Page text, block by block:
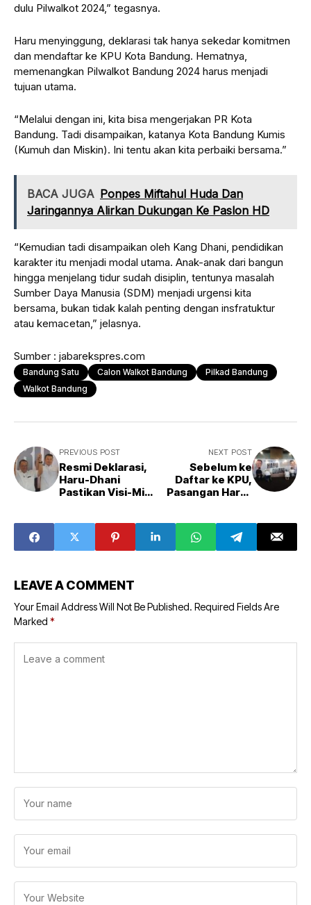
dulu Pilwalkot 2024,” tegasnya.
Haru menyinggung, deklarasi tak hanya sekedar komitmen
dan mendaftar ke KPU Kota Bandung. Hematnya,
memenangkan Pilwalkot Bandung 2024 harus menjadi
tujuan utama.
“Melalui dengan ini, kita bisa mengerjakan PR Kota
Bandung. Tadi disampaikan, katanya Kota Bandung Kumis
(Kumuh dan Miskin). Ini tentu akan kita perbaiki bersama.”
BACA JUGA Ponpes Miftahul Huda Dan
Jaringannya Alirkan Dukungan Ke Paslon HD
“Kemudian tadi disampaikan oleh Kang Dhani, pendidikan
karakter itu menjadi modal utama. Anak-anak dari bangun
hingga menjelang tidur sudah disiplin, tentunya masalah
Sumber Daya Manusia (SDM) menjadi urgensi kita
bersama, bukan tidak kalah penting dengan insfratuktur
atau kemacetan,” jelasnya.
Sumber : jabarekspres.com
Bandung Satu Calon Walkot Bandung
Pilkad Bandung
Walkot Bandung
PREVIOUS POST
Resmi Deklarasi,
Haru-Dhani
Pastikan Visi-Misi
NEXT POST
Sebelum ke
Daftar ke KPU,
Pasangan Haru-
Minta Do'a Restu
LEAVE A COMMENT
Your Email Address Will Not Be Published. Required Fields Are
Marked *